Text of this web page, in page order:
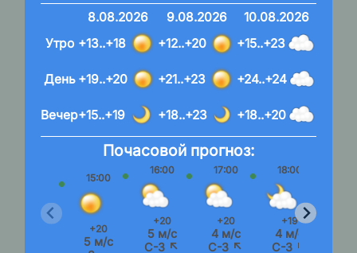
8.08.2026
+13..+18
+19..+20
+15..+19
9.08.2026
+12..+20
+21..+23
+18..+23
10.08.2026
+15..+23
+24..+24
+18..+20
Вечер
День
Утро
Почасовой прогноз:
15:00
+20
5 м/с
16:00
+20
5 м/с
С-З ↖
17:00
+20
4 м/с
С-З ↖
18:00
+19
4 м/с
С-З ↖